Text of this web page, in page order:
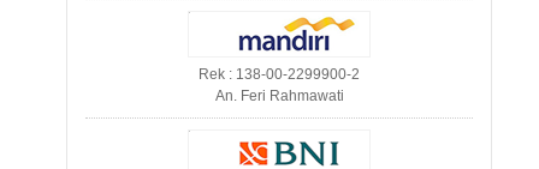
Rek : 138-00-2299900-2
An. Feri Rahmawati